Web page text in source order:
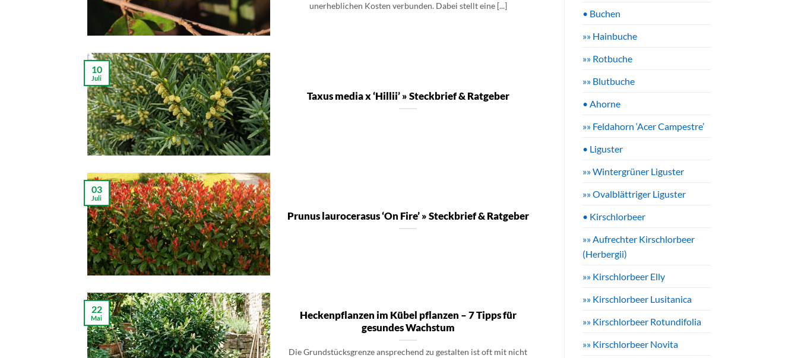
unerheblichen Kosten verbunden. Dabei stellt eine [...]
Taxus media x ‘Hillii’ » Steckbrief & Ratgeber
10
Juli
Prunus laurocerasus ‘On Fire’ » Steckbrief & Ratgeber
03
Juli
Heckenpflanzen im Kübel pflanzen – 7 Tipps für
gesundes Wachstum
Die Grundstücksgrenze ansprechend zu gestalten ist oft mit nicht
22
Mai
• Buchen
»» Hainbuche
»» Rotbuche
»» Blutbuche
• Ahorne
»» Feldahorn ‘Acer Campestre’
• Liguster
»» Wintergrüner Liguster
»» Ovalblättriger Liguster
• Kirschlorbeer
»» Aufrechter Kirschlorbeer
(Herbergii)
»» Kirschlorbeer Elly
»» Kirschlorbeer Lusitanica
»» Kirschlorbeer Rotundifolia
»» Kirschlorbeer Novita